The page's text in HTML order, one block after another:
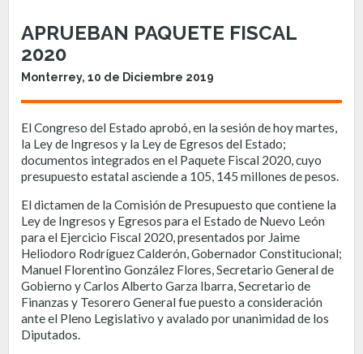
APRUEBAN PAQUETE FISCAL
2020
Monterrey, 10 de Diciembre 2019
El Congreso del Estado aprobó, en la sesión de hoy martes,
la Ley de Ingresos y la Ley de Egresos del Estado;
documentos integrados en el Paquete Fiscal 2020, cuyo
presupuesto estatal asciende a 105, 145 millones de pesos.
El dictamen de la Comisión de Presupuesto que contiene la
Ley de Ingresos y Egresos para el Estado de Nuevo León
para el Ejercicio Fiscal 2020, presentados por Jaime
Heliodoro Rodríguez Calderón, Gobernador Constitucional;
Manuel Florentino González Flores, Secretario General de
Gobierno y Carlos Alberto Garza Ibarra, Secretario de
Finanzas y Tesorero General fue puesto a consideración
ante el Pleno Legislativo y avalado por unanimidad de los
Diputados.